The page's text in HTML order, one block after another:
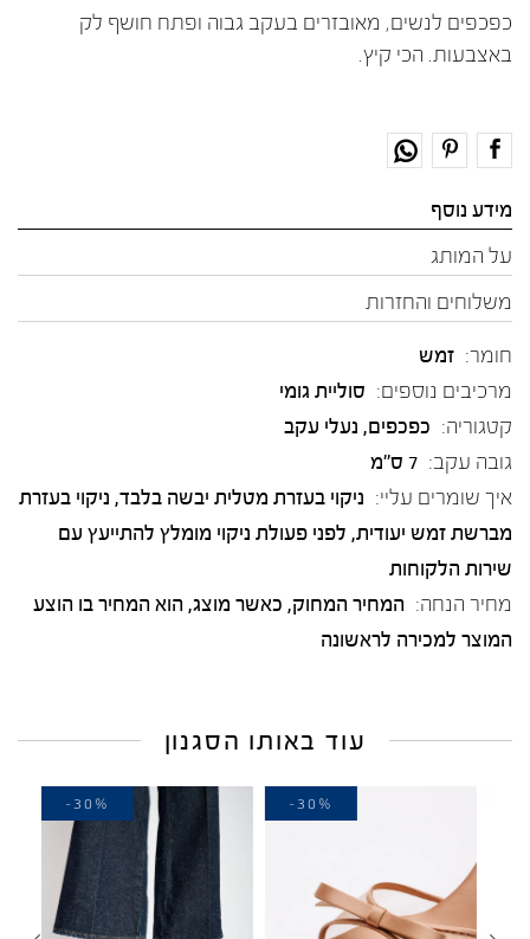
כפכפים לנשים, מאובזרים בעקב גבוה ופתח חושף לק
באצבעות. הכי קיץ.
מידע נוסף
על המותג
משלוחים והחזרות
חומר: זמש
מרכיבים נוספים: סוליית גומי
קטגוריה: כפכפים, נעלי עקב
גובה עקב: 7 ס"מ
איך שומרים עליי: ניקוי בעזרת מטלית יבשה בלבד, ניקוי בעזרת
מברשת זמש יעודית, לפני פעולת ניקוי מומלץ להתייעץ עם
שירות הלקוחות
מחיר הנחה: המחיר המחוק, כאשר מוצג, הוא המחיר בו הוצע
המוצר למכירה לראשונה
עוד באותו הסגנון
-30%
-30%